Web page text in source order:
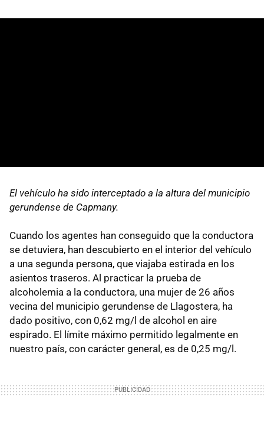
El vehículo ha sido interceptado a la altura del municipio
gerundense de Capmany.
Cuando los agentes han conseguido que la conductora
se detuviera, han descubierto en el interior del vehículo
a una segunda persona, que viajaba estirada en los
asientos traseros. Al practicar la prueba de
alcoholemia a la conductora, una mujer de 26 años
vecina del municipio gerundense de Llagostera, ha
dado positivo, con 0,62 mg/l de alcohol en aire
espirado. El límite máximo permitido legalmente en
nuestro país, con carácter general, es de 0,25 mg/l.